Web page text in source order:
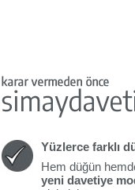
Yüzlerce farklı
Hem düğün
yeni davetiye